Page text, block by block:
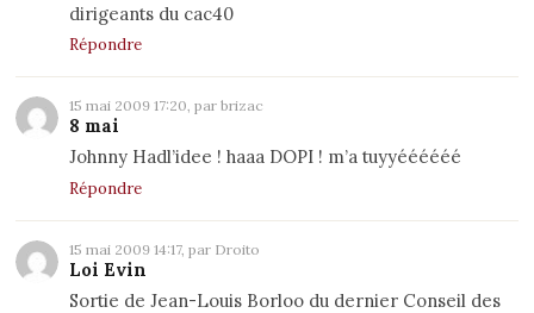
dirigeants du cac40
Répondre
15 mai 2009 17:20, par brizac
8 mai
Johnny Hadl’idee ! haaa DOPI ! m’a tuyyéééééé
Répondre
15 mai 2009 14:17, par Droito
Loi Evin
Sortie de Jean-Louis Borloo du dernier Conseil des